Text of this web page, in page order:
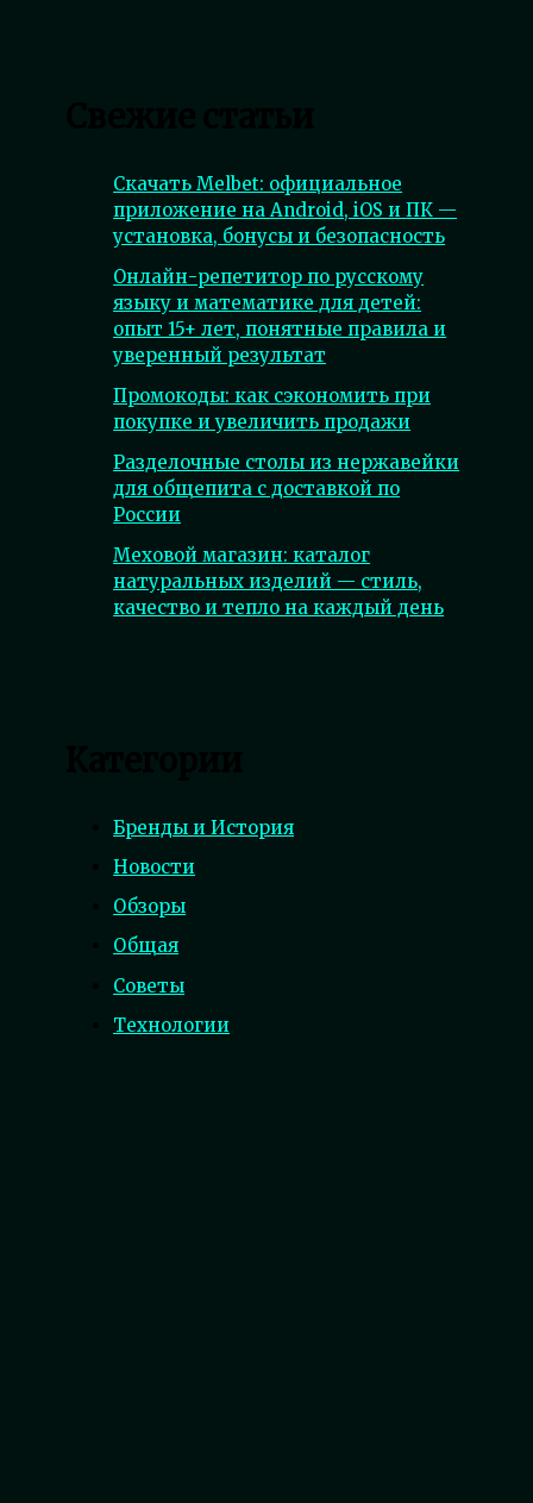
Скачать Melbet: официальное
приложение на Android, iOS и ПК —
установка, бонусы и безопасность
Онлайн-репетитор по русскому
языку и математике для детей:
опыт 15+ лет, понятные правила и
уверенный результат
Промокоды: как сэкономить при
покупке и увеличить продажи
Разделочные столы из нержавейки
для общепита с доставкой по
России
Меховой магазин: каталог
натуральных изделий — стиль,
качество и тепло на каждый день
Бренды и История
Новости
Обзоры
Общая
Советы
Технологии